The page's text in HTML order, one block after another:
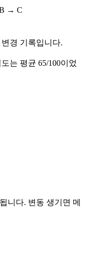
→ C
경 기록입니다.
는 평균 65/100이었
니다. 변동 생기면 메